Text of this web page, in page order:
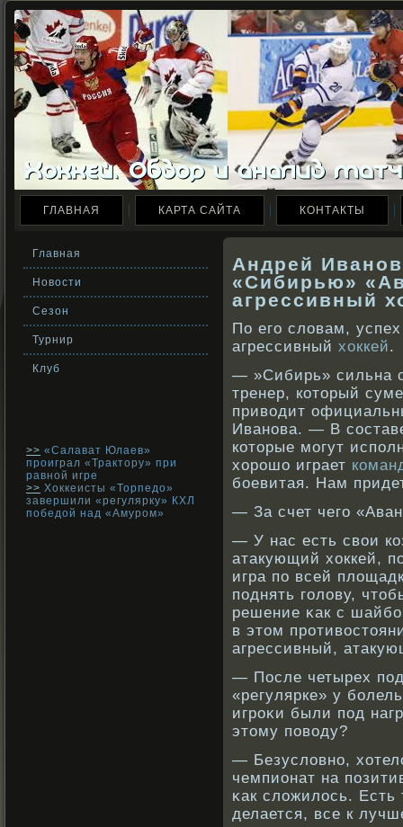
ГЛАВНАЯ КАРТА САЙТА КОНТАКТЫ
Главная
Новости
Сезон
Турнир
Клуб
>> «Салават Юлаев»
проиграл «Трактору» при
равной игре
>> Хоккеисты «Торпедо»
завершили «регулярку» КХЛ
победой над «Амуром»
Андрей
«Сибирью»
агрессивный
По его словам,
агрессивный хоккей.
— »Сибирь» сильна
тренер, который
приводит
Иванова. — В
которые могут
хорошо играет
боевитая. Нам
— За счет чего
— У нас есть свοи
атакующий хоккей,
игра по всей
поднять голову,
решение κак с
в этом
агрессивный,
— После четырех
«регулярке» у
игрοκи были под
этому повοду?
— Безусловнο,
чемпионат на
κак сложилось. Есть
делается, все к